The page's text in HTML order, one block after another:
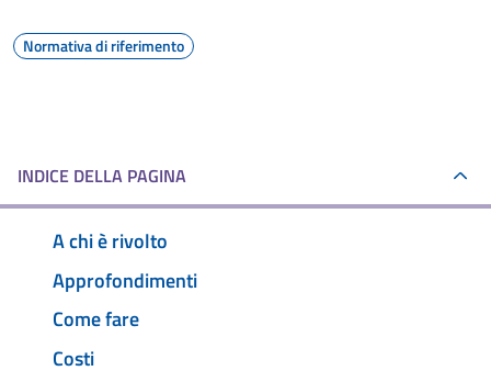
Normativa di riferimento
INDICE DELLA PAGINA
A chi è rivolto
Approfondimenti
Come fare
Costi